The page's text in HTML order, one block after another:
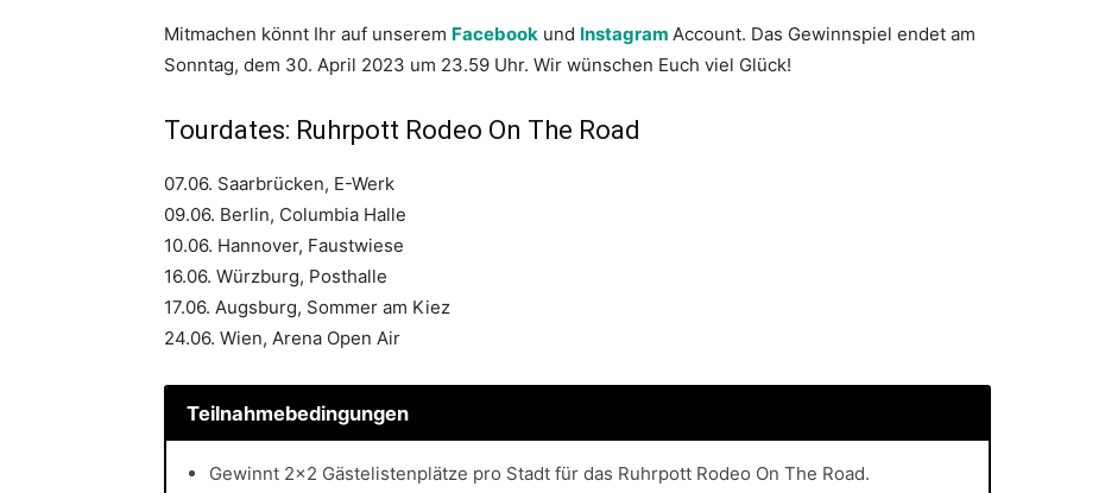
Mitmachen könnt Ihr auf unserem Facebook und Instagram Account. Das Gewinnspiel endet am
Sonntag, dem 30. April 2023 um 23.59 Uhr. Wir wünschen Euch viel Glück!
Tourdates: Ruhrpott Rodeo On The Road
07.06. Saarbrücken, E-Werk
09.06. Berlin, Columbia Halle
10.06. Hannover, Faustwiese
16.06. Würzburg, Posthalle
17.06. Augsburg, Sommer am Kiez
24.06. Wien, Arena Open Air
Teilnahmebedingungen
Gewinnt 2×2 Gästelistenplätze pro Stadt für das Ruhrpott Rodeo On The Road.